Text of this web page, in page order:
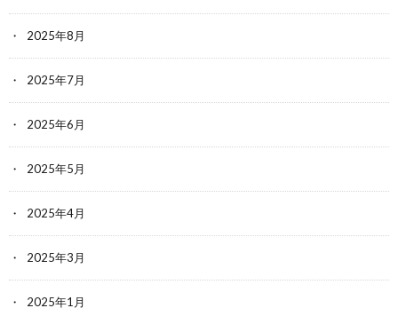
2025年8月
2025年7月
2025年6月
2025年5月
2025年4月
2025年3月
2025年1月